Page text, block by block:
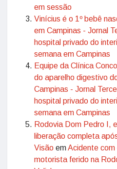
em sessão
Vinícius é o 1º bebê
em Campinas - Jornal
hospital privado do
semana em Campinas
Equipe da Clínica
do aparelho digestivo
Campinas - Jornal
hospital privado do
semana em Campinas
Rodovia Dom Pedro I,
liberação completa
Visão emAcidente com
motorista ferido na